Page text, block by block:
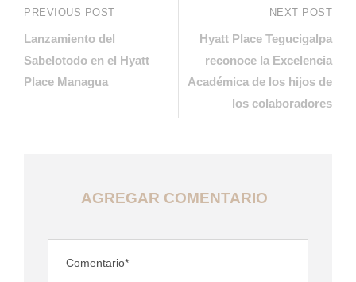
PREVIOUS POST
Lanzamiento del
Sabelotodo en el Hyatt
Place Managua
NEXT POST
Hyatt Place Tegucigalpa
reconoce la Excelencia
Académica de los hijos de
los colaboradores
AGREGAR COMENTARIO